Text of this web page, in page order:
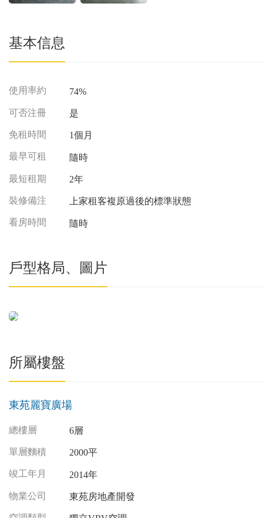
基本信息
使用率約 74%
可否注冊 是
免租時間 1個月
最早可租 隨時
最短租期 2年
裝修備注 上家租客複原過後的標準狀態
看房時間 隨時
戶型格局、圖片
所屬樓盤
東苑麗寶廣場
總樓層 6層
單層麵積 2000平
竣工年月 2014年
物業公司 東苑房地產開發